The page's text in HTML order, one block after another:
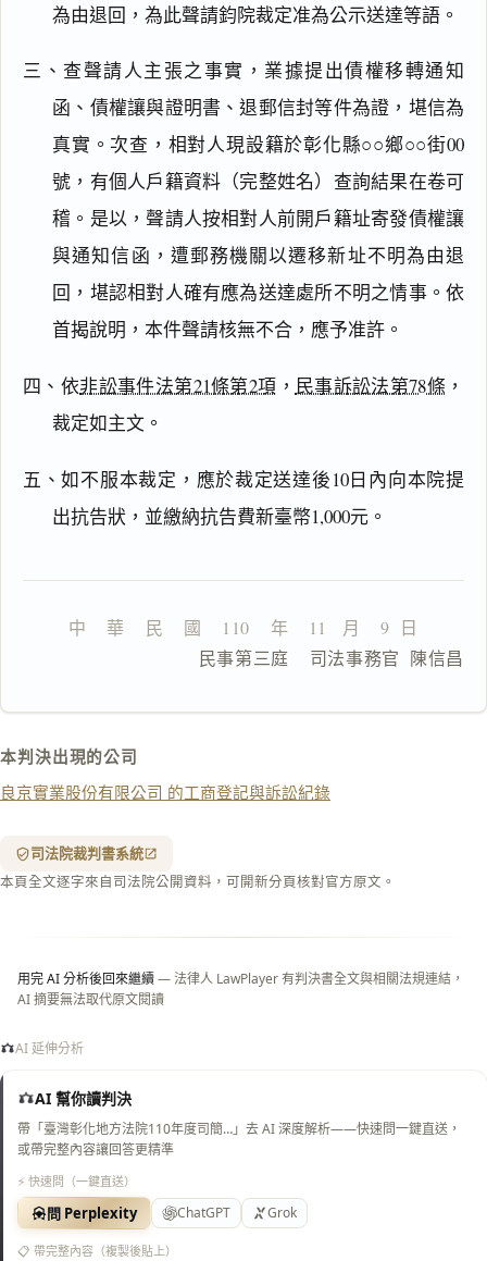
為由退回，為此聲請鈞院裁定准為公示送達等語。
三、查聲請人主張之事實，業據提出債權移轉通知
函、債權讓與證明書、退郵信封等件為證，堪信為
真實。次查，相對人現設籍於彰化縣○○鄉○○街00
號，有個人戶籍資料（完整姓名）查詢結果在卷可
稽。是以，聲請人按相對人前開戶籍址寄發債權讓
與通知信函，遭郵務機關以遷移新址不明為由退
回，堪認相對人確有應為送達處所不明之情事。依
首揭說明，本件聲請核無不合，應予准許。
四、依非訟事件法第21條第2項 ， 民事訴訟法第78條 ，
裁定如主文。
五、如不服本裁定，應於裁定送達後10日內向本院提
出抗告狀，並繳納抗告費新臺幣1,000元。
中    華    民    國    110    年    11   月    9  日
                  民事第三庭    司法事務官  陳信昌
本判決出現的公司
良京實業股份有限公司 的工商登記與訴訟紀錄
司法院裁判書系統
本頁全文逐字來自司法院公開資料，可開新分頁核對官方原文。
用完 AI 分析後回來繼續— 法律人 LawPlayer 有判決書全文與相關法規連結，
AI 摘要無法取代原文閱讀
AI 延伸分析
AI 幫你讀判決
帶「臺灣彰化地方法院110年度司簡…」去 AI 深度解析——快速問一鍵直送，
或帶完整內容讓回答更精準
⚡ 快速問（一鍵直送）
問 Perplexity ChatGPT Grok
📋 帶完整內容（複製後貼上）
搜尋
文
一
全